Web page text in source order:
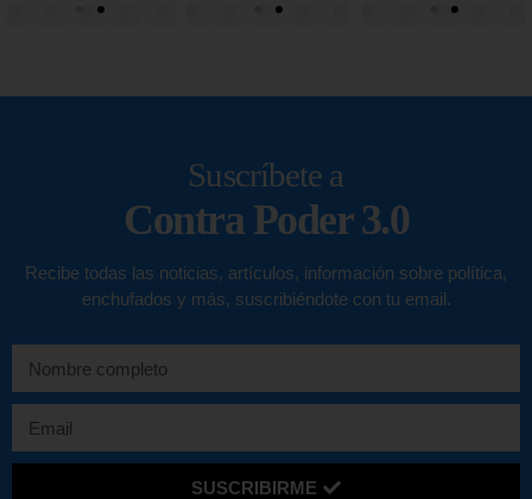
Suscríbete a
Contra Poder 3.0
Recibe todas las noticias, artículos, información sobre política,
enchufados y más, suscribiéndote con tu email.
SUSCRIBIRME